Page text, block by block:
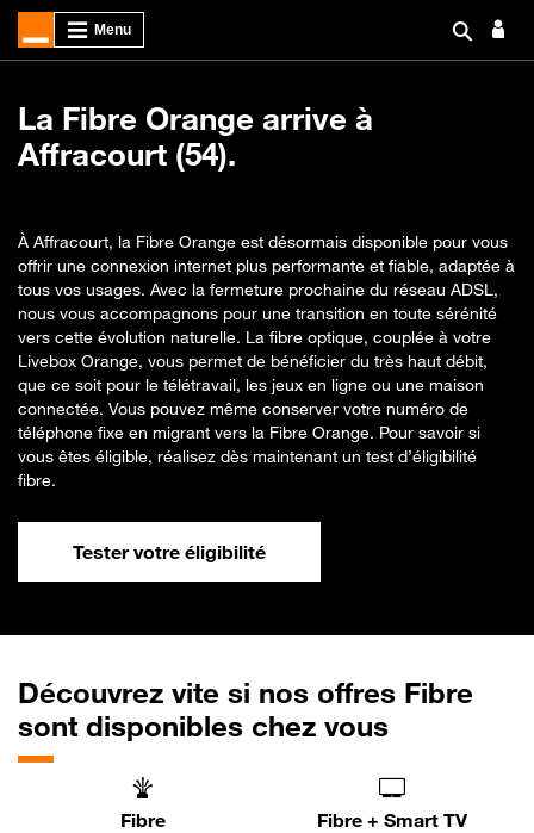
La Fibre Orange arrive à
Affracourt (54).
À Affracourt, la Fibre Orange est désormais disponible pour vous
offrir une connexion internet plus performante et fiable, adaptée à
tous vos usages. Avec la fermeture prochaine du réseau ADSL,
nous vous accompagnons pour une transition en toute sérénité
vers cette évolution naturelle. La fibre optique, couplée à votre
Livebox Orange, vous permet de bénéficier du très haut débit,
que ce soit pour le télétravail, les jeux en ligne ou une maison
connectée. Vous pouvez même conserver votre numéro de
téléphone fixe en migrant vers la Fibre Orange. Pour savoir si
vous êtes éligible, réalisez dès maintenant un test d’éligibilité
fibre.
Tester votre éligibilité
Découvrez vite si nos offres Fibre
sont disponibles chez vous
Fibre Fibre + Smart TV